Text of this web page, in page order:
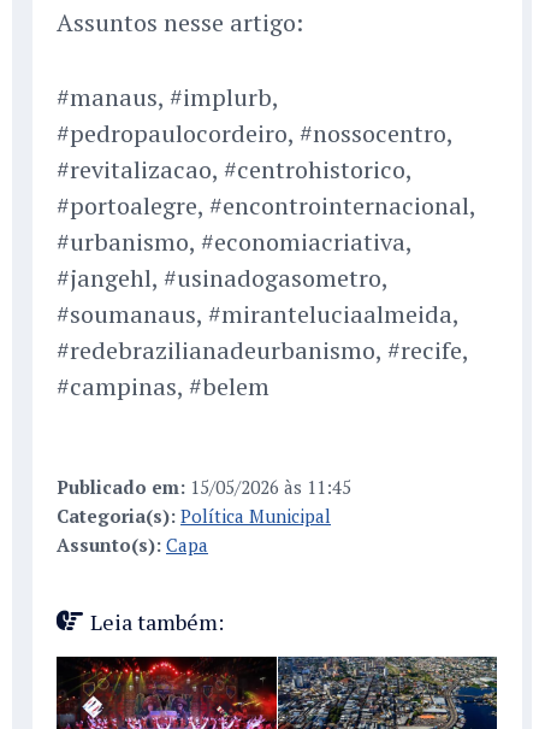
Assuntos nesse artigo:
#manaus, #implurb,
#pedropaulocordeiro, #nossocentro,
#revitalizacao, #centrohistorico,
#portoalegre, #encontrointernacional,
#urbanismo, #economiacriativa,
#jangehl, #usinadogasometro,
#soumanaus, #miranteluciaalmeida,
#redebrazilianadeurbanismo, #recife,
#campinas, #belem
Publicado em: 15/05/2026 às 11:45
Categoria(s): Política Municipal
Assunto(s): Capa
Leia também: